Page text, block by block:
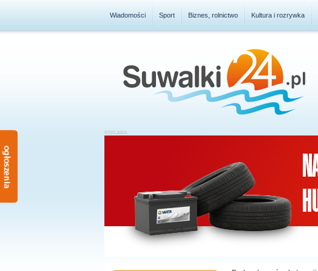
Wiadomości Sport Biznes, rolnictwo Kultura i rozrywka